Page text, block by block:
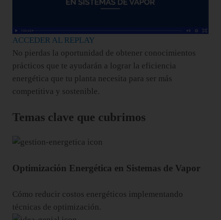
ACCEDER AL REPLAY
No pierdas la oportunidad de obtener conocimientos
prácticos que te ayudarán a lograr la eficiencia
energética que tu planta necesita para ser más
competitiva y sostenible.
Temas clave que cubrimos
Optimización Energética en Sistemas de Vapor
Cómo reducir costos energéticos implementando
técnicas de optimización.